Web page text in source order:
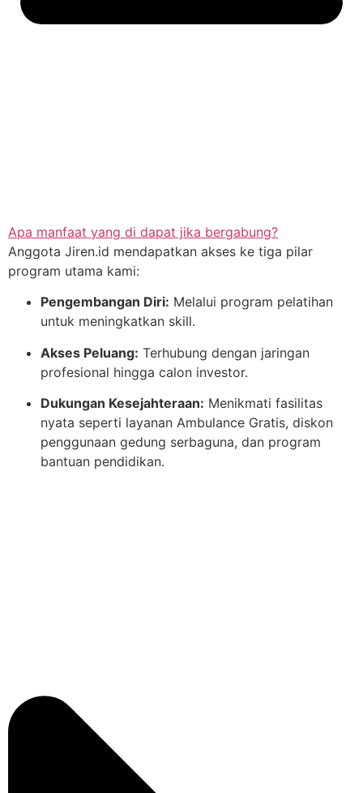
Apa manfaat yang di dapat jika bergabung?
Anggota Jiren.id mendapatkan akses ke tiga pilar
program utama kami:
Pengembangan Diri: Melalui program pelatihan
untuk meningkatkan skill.
Akses Peluang: Terhubung dengan jaringan
profesional hingga calon investor.
Dukungan Kesejahteraan: Menikmati fasilitas
nyata seperti layanan Ambulance Gratis, diskon
penggunaan gedung serbaguna, dan program
bantuan pendidikan.